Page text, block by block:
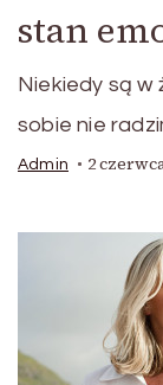
stan
Niekiedy są w
sobie nie
Admin 2